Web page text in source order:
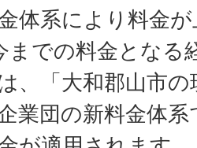
体系により料金
までの料金となる
、「大和郡山市
業団の新料金体